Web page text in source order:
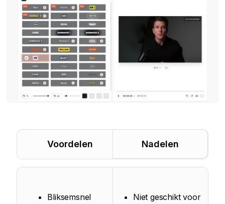
Voordelen Nadelen
Bliksemsnel
Niet geschikt voor